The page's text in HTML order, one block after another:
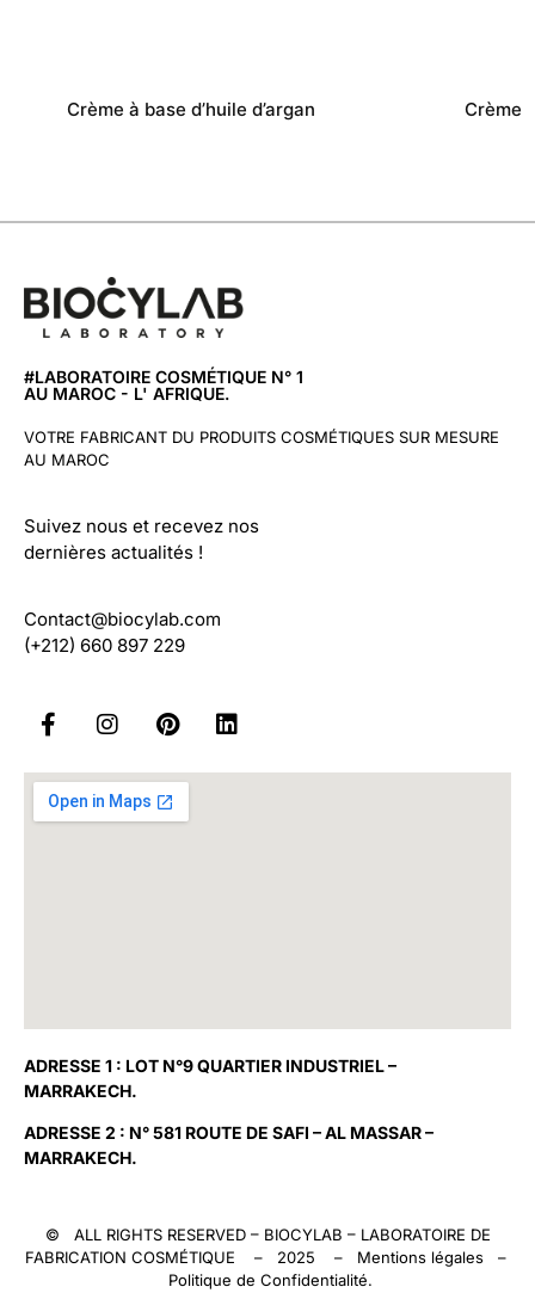
Crème à base d’huile d’argan Crème
#LABORATOIRE COSMÉTIQUE N° 1
AU MAROC - L' AFRIQUE.
VOTRE FABRICANT DU PRODUITS COSMÉTIQUES SUR MESURE
AU MAROC
Suivez nous et recevez nos
dernières actualités !
Contact@biocylab.com
(+212) 660 897 229
ADRESSE 1 : LOT N°9 QUARTIER INDUSTRIEL –
MARRAKECH.
ADRESSE 2 : N° 581 ROUTE DE SAFI – AL MASSAR –
MARRAKECH.
© ALL RIGHTS RESERVED – BIOCYLAB – LABORATOIRE DE
FABRICATION COSMÉTIQUE – 2025 – Mentions légales–
Politique de Confidentialité.